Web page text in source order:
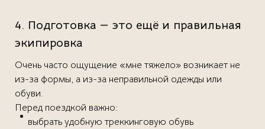
4. Подготовка — это ещё и правильная
экипировка
Очень часто ощущение «мне тяжело» возникает не
из-за формы, а из-за неправильной одежды или
обуви.
Перед поездкой важно:
выбрать удобную треккинговую обувь